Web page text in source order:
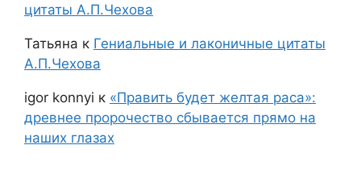
цитаты А.П.Чехова
Татьяна к Гениальные и лаконичные цитаты
А.П.Чехова
igor konnyi к «Править будет желтая раса»:
древнее пророчество сбывается прямо на
наших глазах